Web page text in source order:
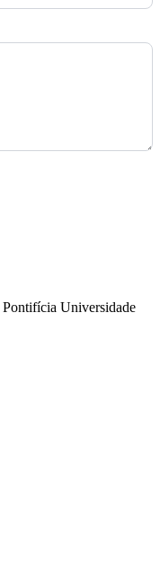
Universidade